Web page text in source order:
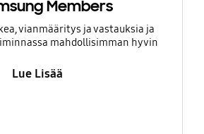
Members
vianmääritys ja vastauksia ja
mahdollisimman hyvin
Lue Lisää